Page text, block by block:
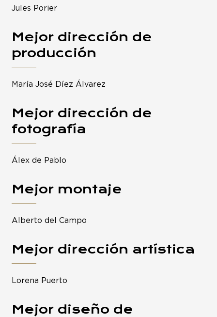
Jules Porier
Mejor dirección de
producción
María José Díez Álvarez
Mejor dirección de
fotografía
Álex de Pablo
Mejor montaje
Alberto del Campo
Mejor dirección artística
Lorena Puerto
Mejor diseño de